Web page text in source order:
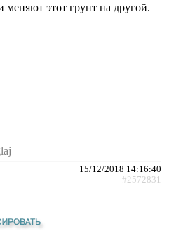
этот грунт на другой.
15/12/2018 14:16:40
#2572831